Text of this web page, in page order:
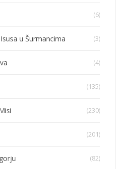
(6)
u Šurmancima (3)
(4)
(135)
(230)
(201)
(82)